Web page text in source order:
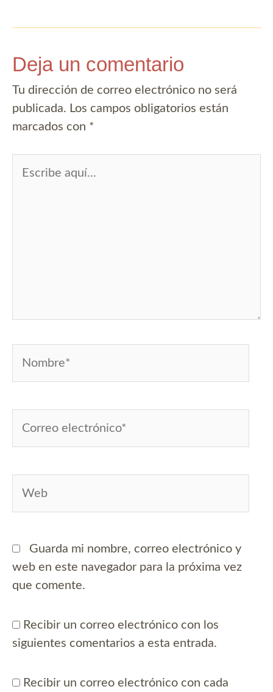
Deja un comentario
Tu dirección de correo electrónico no será
publicada. Los campos obligatorios están
marcados con *
aquí...
electrónico*
Guarda mi nombre, correo electrónico y
web en este navegador para la próxima vez
que comente.
Recibir un correo electrónico con los
siguientes comentarios a esta entrada.
Recibir un correo electrónico con cada